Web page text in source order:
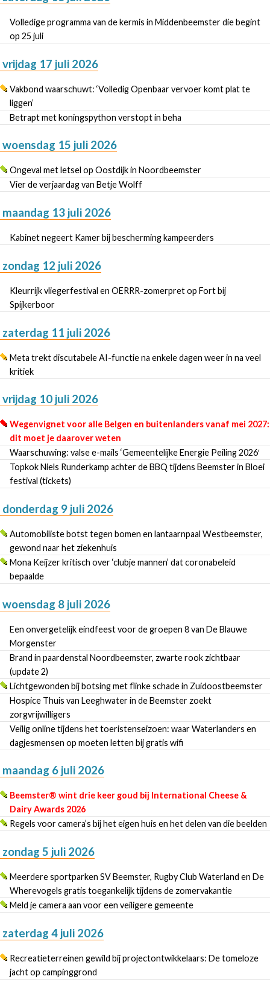
Volledige programma van de kermis in Middenbeemster die begint
op 25 juli
vrijdag 17 juli 2026
Vakbond waarschuwt: ‘Volledig Openbaar vervoer komt plat te
liggen’
Betrapt met koningspython verstopt in beha
woensdag 15 juli 2026
Ongeval met letsel op Oostdijk in Noordbeemster
Vier de verjaardag van Betje Wolff
maandag 13 juli 2026
Kabinet negeert Kamer bij bescherming kampeerders
zondag 12 juli 2026
Kleurrijk vliegerfestival en OERRR-zomerpret op Fort bij
Spijkerboor
zaterdag 11 juli 2026
Meta trekt discutabele AI-functie na enkele dagen weer in na veel
kritiek
vrijdag 10 juli 2026
Wegenvignet voor alle Belgen en buitenlanders vanaf mei 2027:
dit moet je daarover weten
Waarschuwing: valse e-mails ‘Gemeentelijke Energie Peiling 2026′
Topkok Niels Runderkamp achter de BBQ tijdens Beemster in Bloei
festival (tickets)
donderdag 9 juli 2026
Automobiliste botst tegen bomen en lantaarnpaal Westbeemster,
gewond naar het ziekenhuis
Mona Keijzer kritisch over ‘clubje mannen’ dat coronabeleid
bepaalde
woensdag 8 juli 2026
Een onvergetelijk eindfeest voor de groepen 8 van De Blauwe
Morgenster
Brand in paardenstal Noordbeemster, zwarte rook zichtbaar
(update 2)
Lichtgewonden bij botsing met flinke schade in Zuidoostbeemster
Hospice Thuis van Leeghwater in de Beemster zoekt
zorgvrijwilligers
Veilig online tijdens het toeristenseizoen: waar Waterlanders en
dagjesmensen op moeten letten bij gratis wifi
maandag 6 juli 2026
Beemster® wint drie keer goud bij International Cheese &
Dairy Awards 2026
Regels voor camera’s bij het eigen huis en het delen van die beelden
zondag 5 juli 2026
Meerdere sportparken SV Beemster, Rugby Club Waterland en De
Wherevogels gratis toegankelijk tijdens de zomervakantie
Meld je camera aan voor een veiligere gemeente
zaterdag 4 juli 2026
Recreatieterreinen gewild bij projectontwikkelaars: De tomeloze
jacht op campinggrond